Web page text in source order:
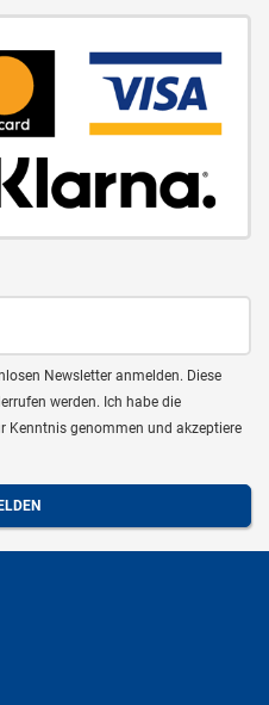
Newsletter anmelden. Diese
werden. Ich habe die
Kenntnis genommen und akzeptiere